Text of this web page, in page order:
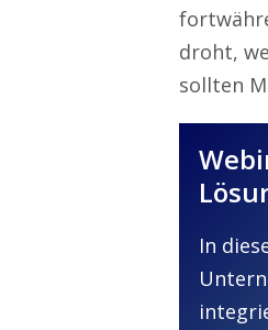
droht,
sollten
In